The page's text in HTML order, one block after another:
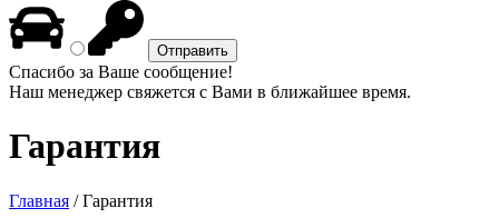
Спасибо за Ваше сообщение!
Наш менеджер свяжется с Вами в ближайшее время.
Гарантия
Главная /Гарантия